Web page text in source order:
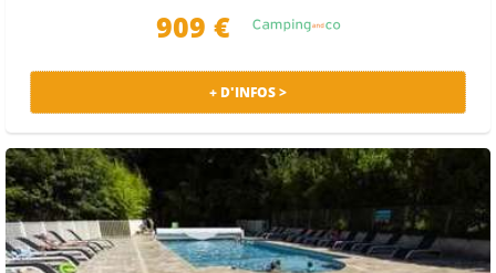
909 €
+ D'INFOS >